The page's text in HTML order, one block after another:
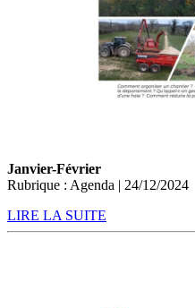
Janvier-Février
Rubrique : Agenda | 24/12/2024
LIRE LA SUITE